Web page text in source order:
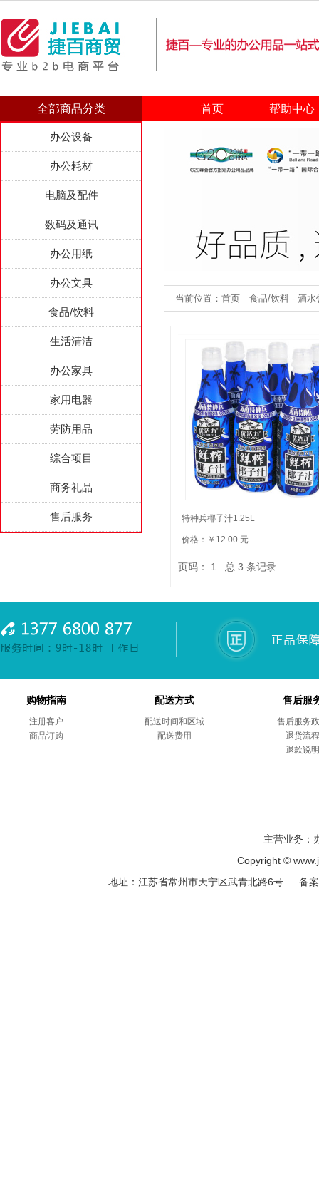
全部商品分类 首页 帮助中心
办公设备
办公耗材
电脑及配件
数码及通讯
办公用纸
办公文具
食品/饮料
生活清洁
办公家具
家用电器
劳防用品
综合项目
商务礼品
售后服务
当前位置：首页—食品/饮料 - 酒水
特种兵椰子汁1.25L
价格：￥12.00 元
页码： 1 总 3 条记录
购物指南
注册客户
商品订购
配送方式
配送时间和区域
配送费用
售后服
售后服务
退货流程
退款说明
主营业务：
Copyright ©
地址：江苏省常州市天宁区武青北路6号 备